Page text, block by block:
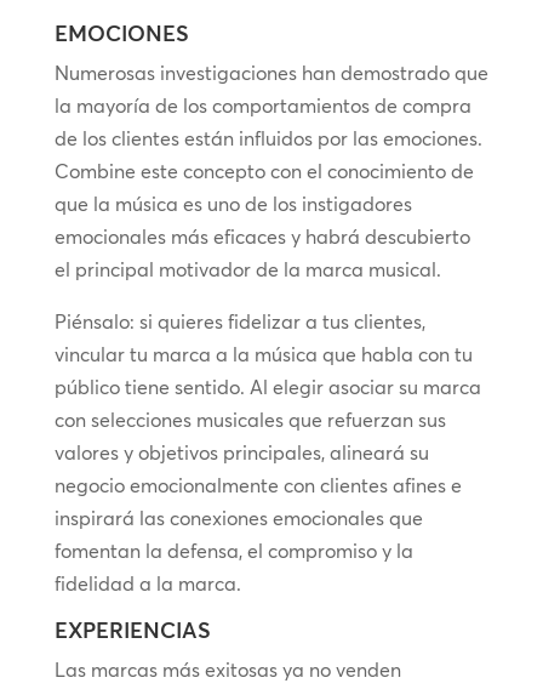
EMOCIONES
Numerosas investigaciones han demostrado que
la mayoría de los comportamientos de compra
de los clientes están influidos por las emociones.
Combine este concepto con el conocimiento de
que la música es uno de los instigadores
emocionales más eficaces y habrá descubierto
el principal motivador de la marca musical.
Piénsalo: si quieres fidelizar a tus clientes,
vincular tu marca a la música que habla con tu
público tiene sentido. Al elegir asociar su marca
con selecciones musicales que refuerzan sus
valores y objetivos principales, alineará su
negocio emocionalmente con clientes afines e
inspirará las conexiones emocionales que
fomentan la defensa, el compromiso y la
fidelidad a la marca.
EXPERIENCIAS
Las marcas más exitosas ya no venden